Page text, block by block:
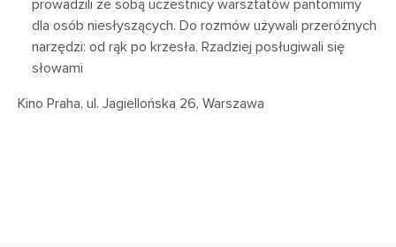
prowadzili ze sobą uczestnicy warsztatów pantomimy
dla osób niesłyszących. Do rozmów używali przeróżnych
narzędzi: od rąk po krzesła. Rzadziej posługiwali się
słowami
Kino Praha, ul. Jagiellońska 26, Warszawa